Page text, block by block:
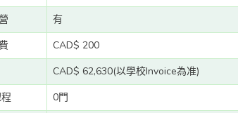
有
CAD$ 200
CAD$ 62,630(以學校Invoice為准)
0門